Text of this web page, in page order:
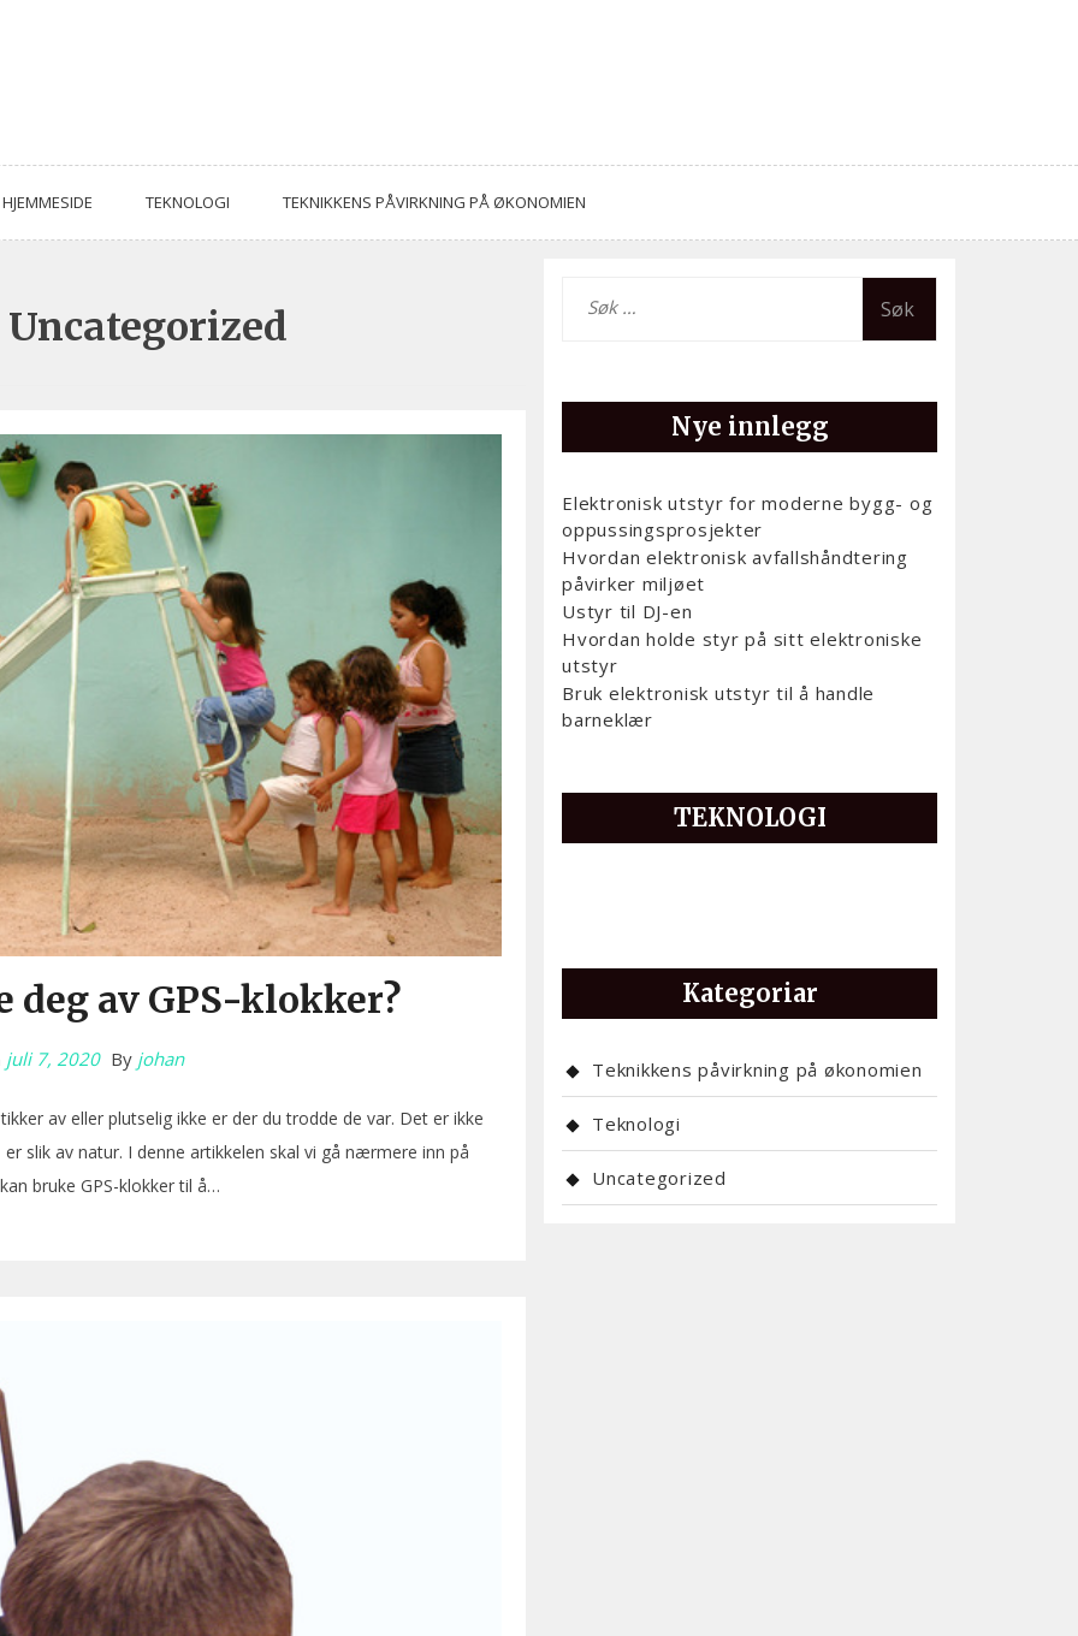
HJEMMESIDE TEKNOLOGI TEKNIKKENS PÅVIRKNING PÅ ØKONOMIEN
Uncategorized
deg av GPS-klokker?
juli 7, 2020 By johan
av eller plutselig ikke er der du trodde de var. Det er ikke
slik av natur. I denne artikkelen skal vi gå nærmere inn på
bruke GPS-klokker til å…
etter:
Nye innlegg
Elektronisk utstyr for moderne bygg- og
oppussingsprosjekter
Hvordan elektronisk avfallshåndtering
påvirker miljøet
Ustyr til DJ-en
Hvordan holde styr på sitt elektroniske
utstyr
Bruk elektronisk utstyr til å handle
barneklær
TEKNOLOGI
Kategoriar
Teknikkens påvirkning på økonomien
Teknologi
Uncategorized